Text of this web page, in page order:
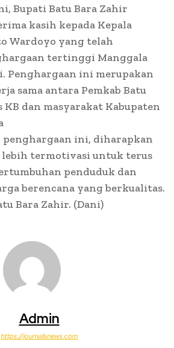
Bupati Batu Bara Zahir
kasih kepada Kepala
Wardoyo yang telah
tertinggi Manggala
Penghargaan ini merupakan
sama antara Pemkab Batu
KB dan masyarakat Kabupaten
ini, diharapkan
lebih termotivasi untuk terus
penduduk dan
berencana yang berkualitas.
Bara Zahir. (Dani)
Admin
https://journalisnews.com